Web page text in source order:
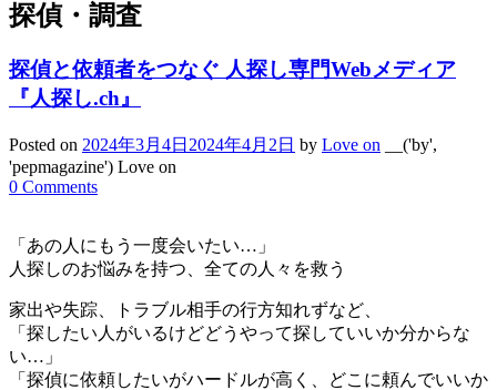
探偵・調査
探偵と依頼者をつなぐ 人探し専門Webメディア
『人探し.ch』
Posted on 2024年3月4日 2024年4月2日 by Love on __('by',
'pepmagazine') Love on
0 Comments
「あの人にもう一度会いたい…」
人探しのお悩みを持つ、全ての人々を救う
家出や失踪、トラブル相手の行方知れずなど、
「探したい人がいるけどどうやって探していいか分からな
い…」
「探偵に依頼したいがハードルが高く、どこに頼んでいいか